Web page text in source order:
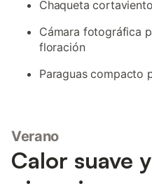
Chaqueta
Cámara fotográfica
floración
Paraguas compacto
Verano
Calor suave